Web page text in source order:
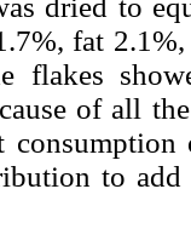
dried to
fat
flakes
of all
to